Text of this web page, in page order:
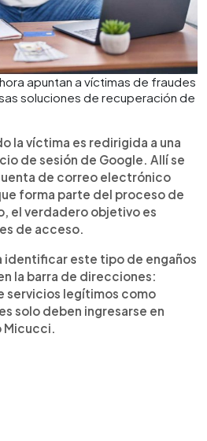
apuntan a víctimas de fraudes
soluciones de recuperación de
la víctima es redirigida a una
de sesión de Google. Allí se
de correo electrónico
forma parte del proceso de
el verdadero objetivo es
de acceso.
identificar este tipo de engaños
la barra de direcciones:
servicios legítimos como
solo deben ingresarse en
Micucci.